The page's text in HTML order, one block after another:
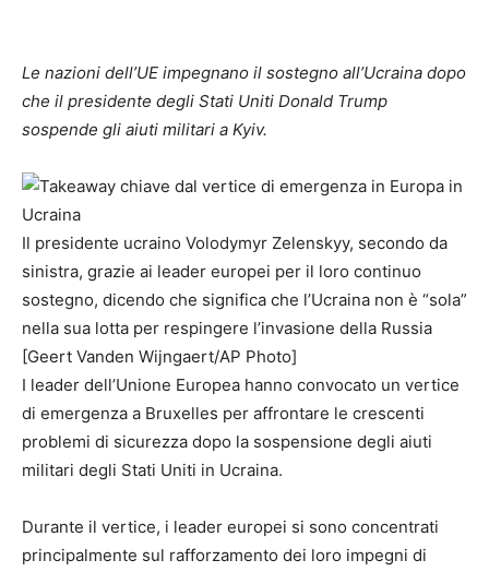
Le nazioni dell’UE impegnano il sostegno all’Ucraina dopo
che il presidente degli Stati Uniti Donald Trump
sospende gli aiuti militari a Kyiv.
Il presidente ucraino Volodymyr Zelenskyy, secondo da
sinistra, grazie ai leader europei per il loro continuo
sostegno, dicendo che significa che l’Ucraina non è “sola”
nella sua lotta per respingere l’invasione della Russia
[Geert Vanden Wijngaert/AP Photo]
I leader dell’Unione Europea hanno convocato un vertice
di emergenza a Bruxelles per affrontare le crescenti
problemi di sicurezza dopo la sospensione degli aiuti
militari degli Stati Uniti in Ucraina.
Durante il vertice, i leader europei si sono concentrati
principalmente sul rafforzamento dei loro impegni di